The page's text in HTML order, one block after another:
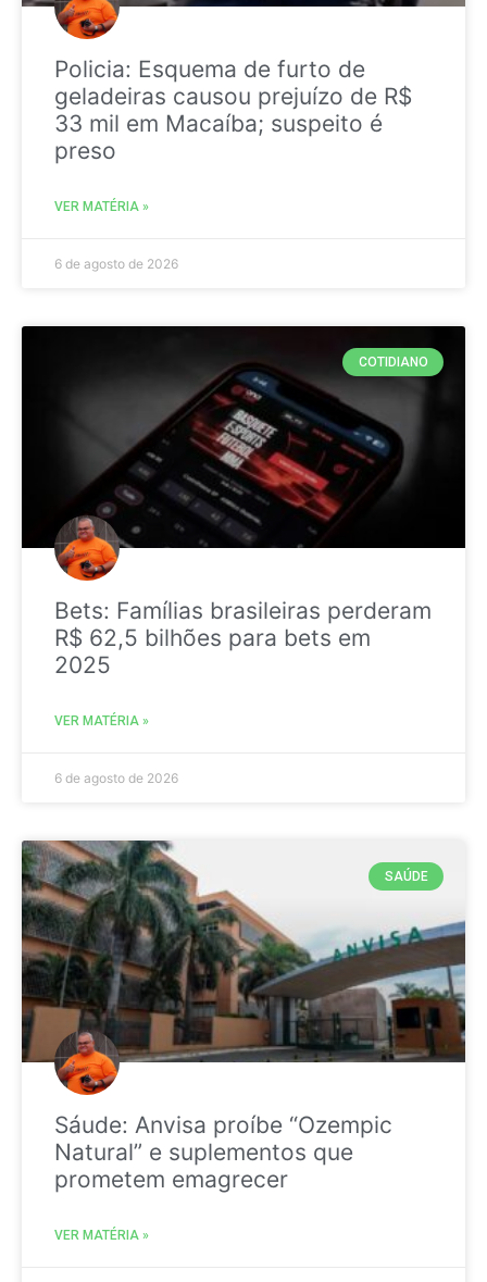
Policia: Esquema de furto de
geladeiras causou prejuízo de R$
33 mil em Macaíba; suspeito é
preso
VER MATÉRIA »
6 de agosto de 2026
COTIDIANO
Bets: Famílias brasileiras perderam
R$ 62,5 bilhões para bets em
2025
VER MATÉRIA »
6 de agosto de 2026
SAÚDE
Sáude: Anvisa proíbe “Ozempic
Natural” e suplementos que
prometem emagrecer
VER MATÉRIA »